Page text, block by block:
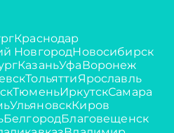
Краснодар
НовгородНовосибирск
КазаньУфаВоронеж
ТольяттиЯрославль
ТюменьИркутскСамара
УльяновскКиров
БелгородБлаговещенск